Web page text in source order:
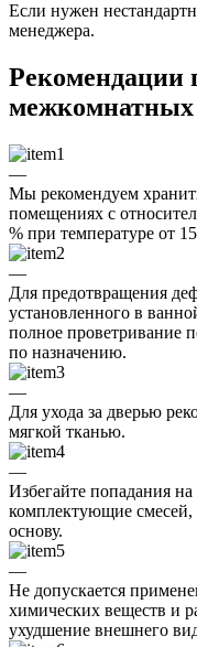
Если нужен
менеджера.
Рекомендации
межкомнатных
—
Мы рекомендуем
помещениях с
% при температуре от
—
Для предотвращения
установленного в
полное проветривание
по назначению.
—
Для ухода за дверью
мягкой тканью.
—
Избегайте попадания
комплектующие
основу.
—
Не допускается
химических веществ и
ухудшение внешнего